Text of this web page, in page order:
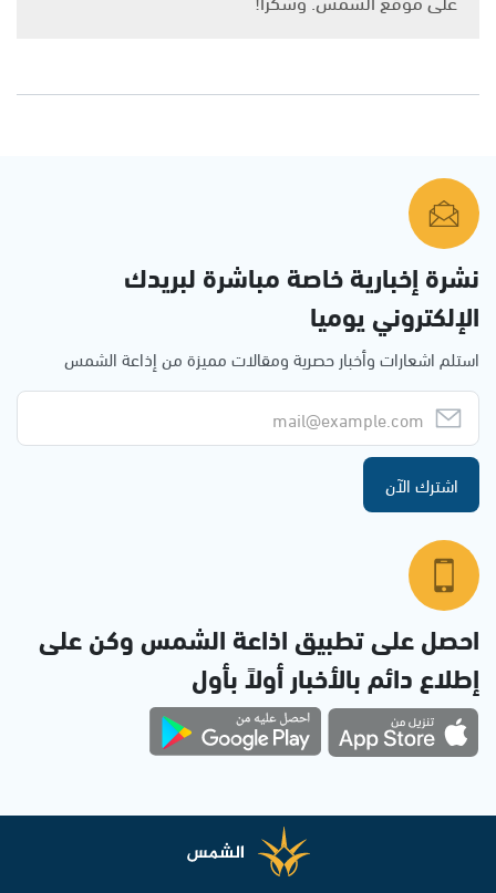
نشرة إخبارية خاصة مباشرة لبريدك
الإلكتروني يوميا
استلم اشعارات وأخبار حصرية ومقالات مميزة من إذاعة الشمس
اشترك الآن
احصل على تطبيق اذاعة الشمس وكن على
إطلاع دائم بالأخبار أولاً بأول